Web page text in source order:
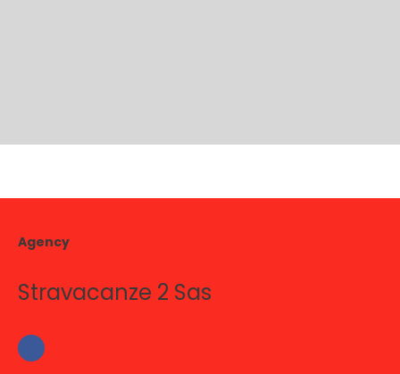
Agency
Stravacanze 2 Sas